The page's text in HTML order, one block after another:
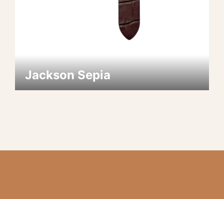
Jackson Sepia